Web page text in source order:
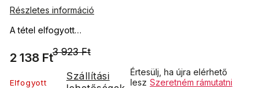
3 923 Ft
2 138 Ft
Elfogyott
Szállítási
Értesülj, ha újra elérhető
lesz Szeretném rámutatni
A tétel elfogyott…
Részletes információ